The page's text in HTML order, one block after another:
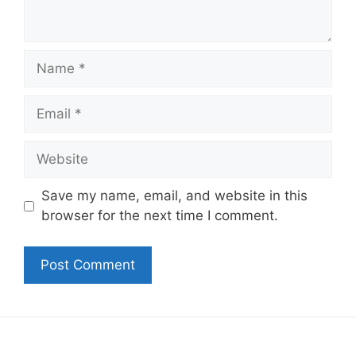
Name
Email
Website
Save my name, email, and website in this
browser for the next time I comment.